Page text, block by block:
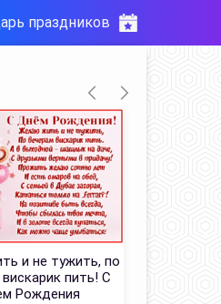
праздников
и не тужить, по
пить! С
Рождения